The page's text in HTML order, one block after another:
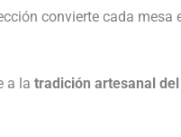
convierte cada mesa
a la tradición artesanal